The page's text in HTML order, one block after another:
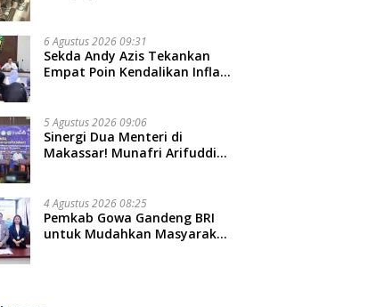
6 Agustus 2026 09:31
Sekda Andy Azis Tekankan
Empat Poin Kendalikan Inflasi
5 Agustus 2026 09:06
Sinergi Dua Menteri di
Makassar! Munafri Arifuddin
Baru
4 Agustus 2026 08:25
Pemkab Gowa Gandeng BRI
untuk Mudahkan Masyarakat